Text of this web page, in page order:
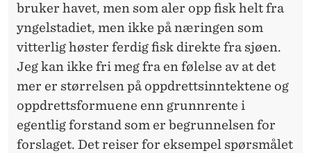
bruker havet, men som aler opp fisk helt fra
yngelstadiet, men ikke på næringen som
vitterlig høster ferdig fisk direkte fra sjøen.
Jeg kan ikke fri meg fra en følelse av at det
mer er størrelsen på oppdrettsinntektene og
oppdrettsformuene enn grunnrente i
egentlig forstand som er begrunnelsen for
forslaget. Det reiser for eksempel spørsmålet